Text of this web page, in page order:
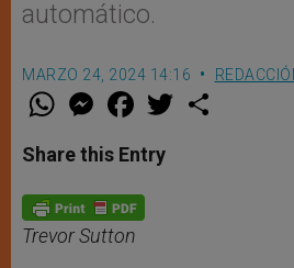
automático.
MARZO 24, 2024 14:16
W
t
s
p
p
M
e
s
e
g
e
r
F
a
e
b
o
k
w
Share this Entry
Trevor Sutton